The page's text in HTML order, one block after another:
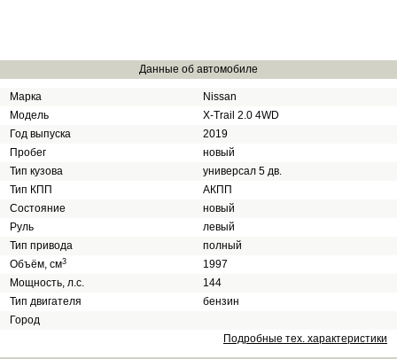
Данные об автомобиле
Марка
Nissan
Модель
X-Trail 2.0 4WD
Год выпуска
2019
Пробег
новый
Тип кузова
универсал 5 дв.
Тип КПП
АКПП
Состояние
новый
Руль
левый
Тип привода
полный
Объём, см3
1997
Мощность, л.с.
144
Тип двигателя
бензин
Город
Подробные тех. характеристики